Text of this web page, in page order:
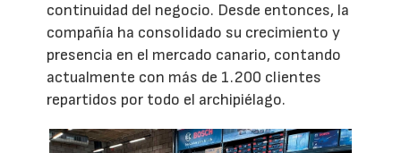
continuidad del negocio. Desde entonces, la
compañía ha consolidado su crecimiento y
presencia en el mercado canario, contando
actualmente con más de 1.200 clientes
repartidos por todo el archipiélago.